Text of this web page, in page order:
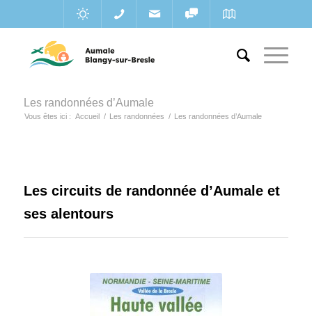
Les randonnées d’Aumale
Vous êtes ici : Accueil / Les randonnées / Les randonnées d’Aumale
Les circuits de randonnée d’Aumale et
ses alentours